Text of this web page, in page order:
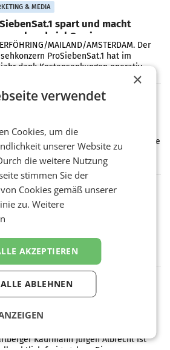
& MEDIA
spart und macht
viel Gewinn
MAILAND/AMSTERDAM. Der
ProSiebenSat.1 hat im
dank Kostensenkungen operativ
deutlich übertroffen.
Bühne für Zirkularität: ARA und
informieren am POS über
den gesamten August hinweg rücken die
Recycling Austria AG (ARA) und der
Müller die Initiative
Helden“ in allen österreichischen
Filialen
modernisiert zwei Filialen in
und Niederösterreich
Modernisierungsoffensive
Penny zwei Filialen in Nieder- und
Die beiden Standorte liegen
sowie im rund
bereit für den Wechsel: Jürgen
setzt ab 1.1.2027 auf Adeg
NEUDORF. – Die geplante
Kaufmann Jürgen Albrecht ist
×
verwendet
Cookies, um die
unserer Website zu
die weitere Nutzung
stimmen Sie der
Cookies gemäß unserer
zu.Weitere
AKZEPTIEREN
ALLE ABLEHNEN